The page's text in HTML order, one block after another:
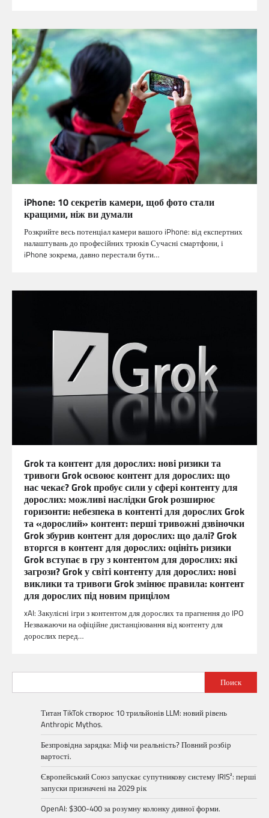
iPhone: 10 секретів камери, щоб фото стали
кращими, ніж ви думали
Розкрийте весь потенціал камери вашого iPhone: від експертних
налаштувань до професійних трюків Сучасні смартфони, і
iPhone зокрема, давно перестали бути…
Grok та контент для дорослих: нові ризики та
тривоги Grok освоює контент для дорослих: що
нас чекає? Grok пробує сили у сфері контенту для
дорослих: можливі наслідки Grok розширює
горизонти: небезпека в контенті для дорослих Grok
та «дорослий» контент: перші тривожні дзвіночки
Grok збурив контент для дорослих: що далі? Grok
вторгся в контент для дорослих: оцініть ризики
Grok вступає в гру з контентом для дорослих: які
загрози? Grok у світі контенту для дорослих: нові
виклики та тривоги Grok змінює правила: контент
для дорослих під новим прицілом
xAI: Закулісні ігри з контентом для дорослих та прагнення до IPO
Незважаючи на офіційне дистанціювання від контенту для
дорослих перед…
Поиск
Титан TikTok створює 10 трильйонів LLM: новий рівень
Anthropic Mythos.
Безпровідна зарядка: Міф чи реальність? Повний розбір
вартості.
Європейський Союз запускає супутникову систему IRIS²: перші
запуски призначені на 2029 рік
OpenAI: $300-400 за розумну колонку дивної форми.